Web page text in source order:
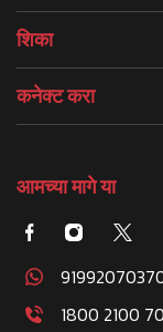
शिका
कनेक्ट करा
आमच्या मागे या
1800 2100